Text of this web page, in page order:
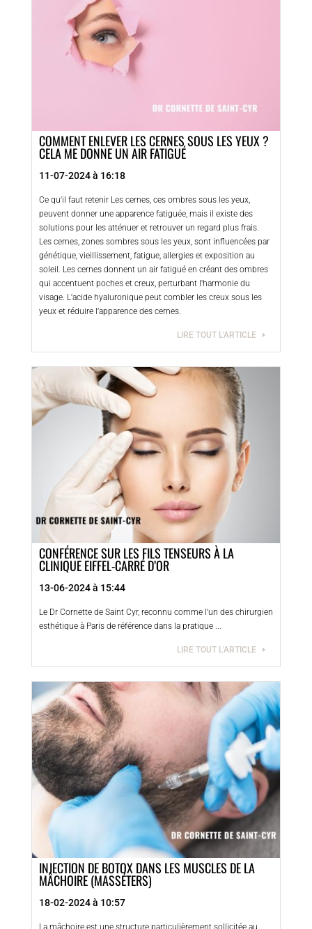
COMMENT ENLEVER LES CERNES SOUS LES YEUX ?
CELA ME DONNE UN AIR FATIGUÉ
11-07-2024 à 16:18
Ce qu'il faut retenir Les cernes, ces ombres sous les yeux,
peuvent donner une apparence fatiguée, mais il existe des
solutions pour les atténuer et retrouver un regard plus frais.
Les cernes, zones sombres sous les yeux, sont influencées par
génétique, vieillissement, fatigue, allergies et exposition au
soleil. Les cernes donnent un air fatigué en créant des ombres
qui accentuent poches et creux, perturbant l'harmonie du
visage. L'acide hyaluronique peut combler les creux sous les
yeux et réduire l’apparence des cernes.
LIRE TOUT L'ARTICLE
CONFÉRENCE SUR LES FILS TENSEURS À LA
CLINIQUE EIFFEL-CARRÉ D’OR
13-06-2024 à 15:44
Le Dr Cornette de Saint Cyr, reconnu comme l’un des chirurgien
esthétique à Paris de référence dans la pratique ...
LIRE TOUT L'ARTICLE
INJECTION DE BOTOX DANS LES MUSCLES DE LA
MÂCHOIRE (MASSÉTERS)
18-02-2024 à 10:57
La mâchoire est une structure particulièrement sollicitée au